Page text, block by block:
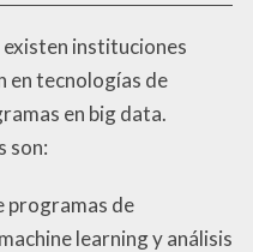
instituciones
en tecnologías de
en big data.
son:
programas de
learning y análisis